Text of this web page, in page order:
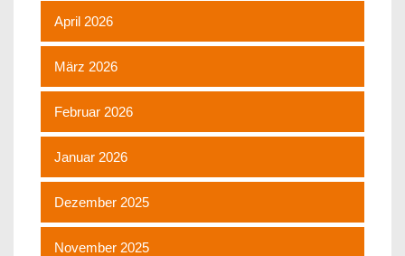
April 2026
März 2026
Februar 2026
Januar 2026
Dezember 2025
November 2025